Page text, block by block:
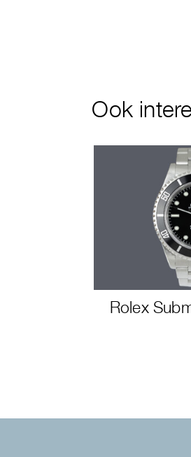
Ook
Rolex